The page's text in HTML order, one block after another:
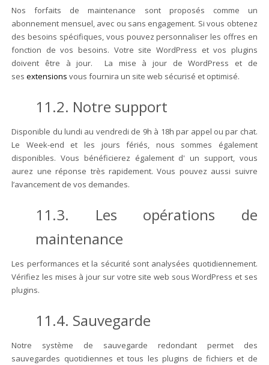
Nos forfaits de maintenance sont proposés comme un
abonnement mensuel, avec ou sans engagement. Si vous obtenez
des besoins spécifiques, vous pouvez personnaliser les offres en
fonction de vos besoins. Votre site WordPress et vos plugins
doivent être à jour. La mise à jour de WordPress et de
sesextensions vous fournira un site web sécurisé et optimisé.
11.2. Notre support
Disponible du lundi au vendredi de 9h à 18h par appel ou par chat.
Le Week-end et les jours fériés, nous sommes également
disponibles. Vous bénéficierez également d' un support, vous
aurez une réponse très rapidement. Vous pouvez aussi suivre
l’avancement de vos demandes.
11.3. Les opérations de
maintenance
Les performances et la sécurité sont analysées quotidiennement.
Vérifiez les mises à jour sur votre site web sous WordPress et ses
plugins.
11.4. Sauvegarde
Notre système de sauvegarde redondant permet des
sauvegardes quotidiennes et tous les plugins de fichiers et de